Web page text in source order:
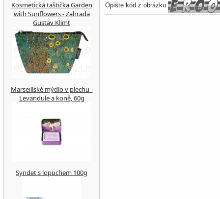
Opište kód z obrázku
Kosmetická taštička Garden
with Sunflowers - Zahrada
Gustav Klimt
Marseillské mýdlo v plechu -
Levandule a koně, 60g
Syndet s lopuchem 100g